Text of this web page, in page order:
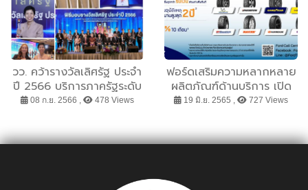
วว. คว้ารางวัลเลิศรัฐ ประจำ
ปี 2566 บริการภาครัฐระดับ
ดี ประเภทพัฒนาการบริการ
การพัฒนาอุตสาหกรรมการ
08 ก.ย. 2566 , 478 Views
ฟอร์ดเสริมความหลากหลาย
ผลิตภัณฑ์ด้านบริการ เปิด
จำหน่ายยางชั้นนำระดับโลก
19 มิ.ย. 2565 , 727 Views